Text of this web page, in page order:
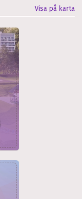
Visa på karta